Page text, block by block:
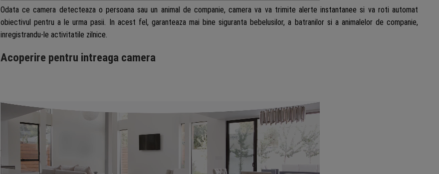
Odata ce camera detecteaza o persoana sau un animal de companie, camera va va trimite alerte instantanee si va roti automat
obiectivul pentru a le urma pasii. In acest fel, garanteaza mai bine siguranta bebelusilor, a batranilor si a animalelor de companie,
inregistrandu-le activitatile zilnice.
Acoperire pentru intreaga camera